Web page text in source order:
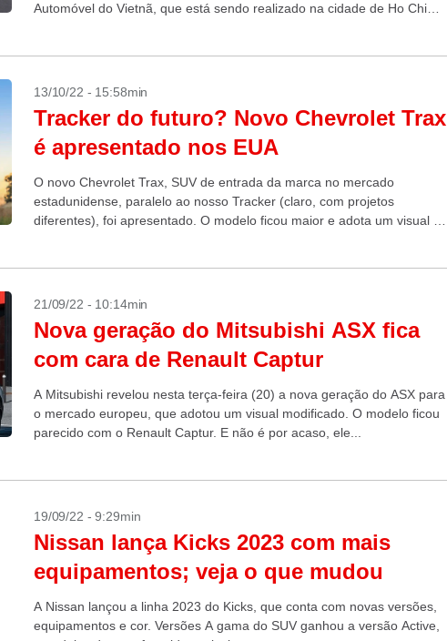
Automóvel do Vietnã, que está sendo realizado na cidade de Ho Chi
13/10/22 - 15:58min
Tracker do futuro? Novo Chevrolet Trax
é apresentado nos EUA
O novo Chevrolet Trax, SUV de entrada da marca no mercado
estadunidense, paralelo ao nosso Tracker (claro, com projetos
diferentes), foi apresentado. O modelo ficou maior e adota um visual de
21/09/22 - 10:14min
Nova geração do Mitsubishi ASX fica
com cara de Renault Captur
A Mitsubishi revelou nesta terça-feira (20) a nova geração do ASX para
o mercado europeu, que adotou um visual modificado. O modelo ficou
parecido com o Renault Captur. E não é por acaso, ele...
19/09/22 - 9:29min
Nissan lança Kicks 2023 com mais
equipamentos; veja o que mudou
A Nissan lançou a linha 2023 do Kicks, que conta com novas versões,
equipamentos e cor. Versões A gama do SUV ganhou a versão Active,